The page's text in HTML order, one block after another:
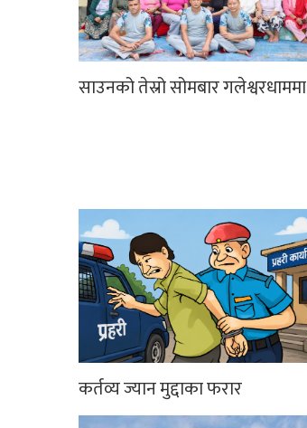
साउनको तेस्रो सोमबार गलेश्वरधाममा
कर्तव्य ज्यान मुद्दाका फरार